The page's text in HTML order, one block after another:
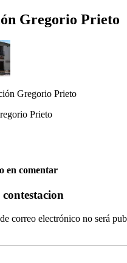
Gregorio Prieto
Gregorio Prieto
Prieto
en comentar
correo electrónico no será